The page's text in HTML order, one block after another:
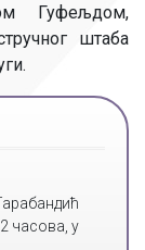
Гуфељдом,
штаба
часова, у